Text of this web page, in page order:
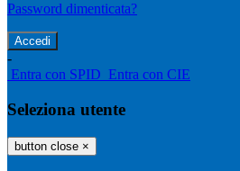
Password dimenticata?
-
Entra con SPID Entra con CIE
Seleziona utente
button close ×